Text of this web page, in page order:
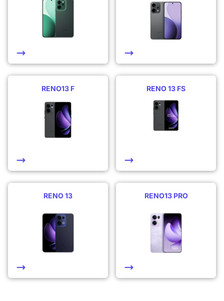
RENO13 F RENO 13 FS
RENO 13 RENO13 PRO